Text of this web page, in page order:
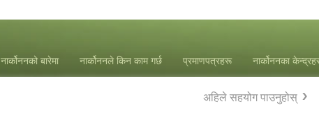
नार्कोननको बारेमा नार्कोननले किन काम गर्छ प्रमाणपत्रहरू नार्कोननका
अहिले सहयोग पाउनुहोस्